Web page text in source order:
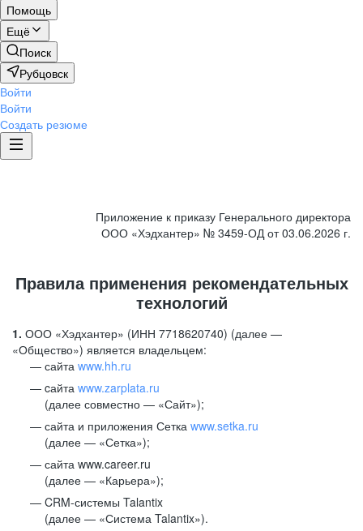
Помощь
Ещё
Поиск
Рубцовск
Войти
Войти
Создать резюме
Приложение к приказу Генерального директора
ООО «Хэдхантер» № 3459-ОД от 03.06.2026 г.
Правила применения рекомендательных
технологий
1. ООО «Хэдхантер» (ИНН 7718620740) (далее —
«Общество») является владельцем:
сайта www.hh.ru
cайта www.zarplata.ru
(далее совместно — «Сайт»);
сайта и приложения Сетка www.setka.ru
(далее — «Сетка»);
сайта www.career.ru
(далее — «Карьера»);
CRM-системы Talantix
(далее — «Система Talantix»).